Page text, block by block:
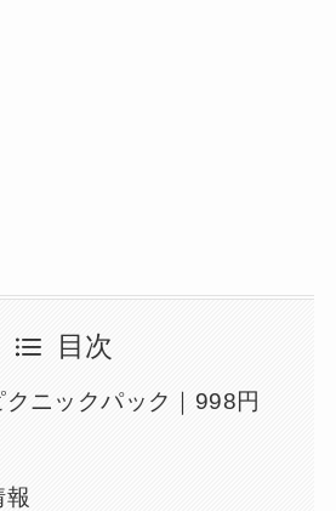
目次
ニックパック｜998円
報